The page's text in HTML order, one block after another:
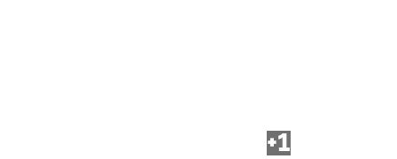
+1